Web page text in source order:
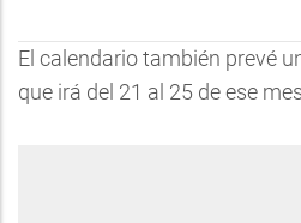
El calendario también prevé
que irá del 21 al 25 de ese